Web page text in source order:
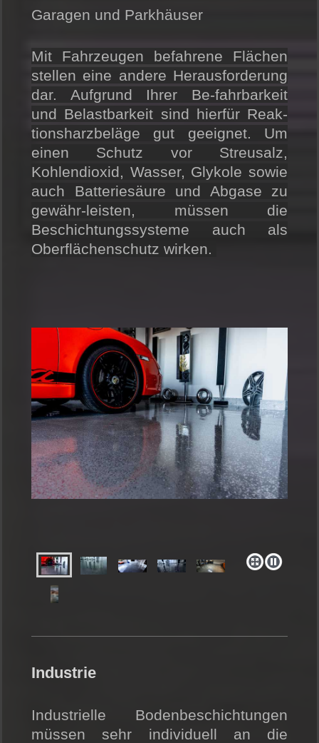
Garagen und Parkhäuser
Mit Fahrzeugen befahrene Flächen
stellen eine andere Herausforderung
dar. Aufgrund Ihrer Be-fahrbarkeit
und Belastbarkeit sind hierfür Reak-
tionsharzbeläge gut geeignet. Um
einen Schutz vor Streusalz,
Kohlendioxid, Wasser, Glykole sowie
auch Batteriesäure und Abgase zu
gewähr-leisten, müssen die
Beschichtungssysteme auch als
Oberflächenschutz wirken.
Industrie
Industrielle Bodenbeschichtungen
müssen sehr individuell an die